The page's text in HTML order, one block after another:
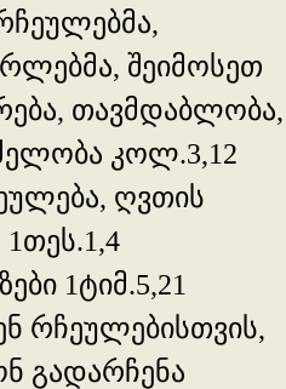
შეიმოსეთ
თავმდაბლობა,
კოლ.3,12
ღვთის
1ტიმ.5,21
რჩეულებისთვის,
გადარჩენა